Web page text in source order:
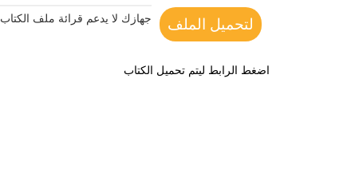
لتحميل الملف جهازك لا يدعم قرائة ملف الكتاب
اضغط الرابط ليتم تحميل الكتاب